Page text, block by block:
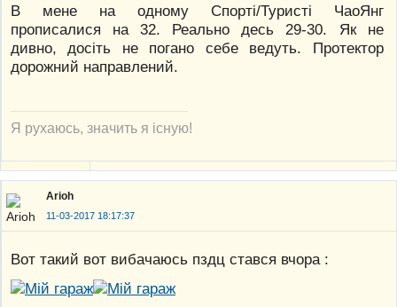
В мене на одному Спорті/Туристі ЧаоЯнг
прописалися на 32. Реально десь 29-30. Як не
дивно, досіть не погано себе ведуть. Протектор
дорожний направлений.
Я рухаюсь, значить я існую!
Arioh
11-03-2017 18:17:37
Вот такий вот вибачаюсь пздц стався вчора :